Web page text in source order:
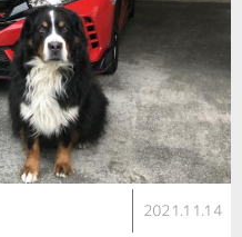
2021.11.14